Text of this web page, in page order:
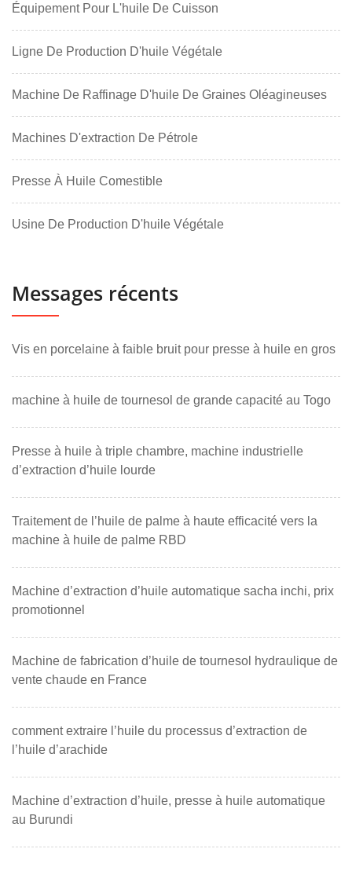
Équipement Pour L'huile De Cuisson
Ligne De Production D'huile Végétale
Machine De Raffinage D'huile De Graines Oléagineuses
Machines D'extraction De Pétrole
Presse À Huile Comestible
Usine De Production D'huile Végétale
Messages récents
Vis en porcelaine à faible bruit pour presse à huile en gros
machine à huile de tournesol de grande capacité au Togo
Presse à huile à triple chambre, machine industrielle
d’extraction d’huile lourde
Traitement de l’huile de palme à haute efficacité vers la
machine à huile de palme RBD
Machine d’extraction d’huile automatique sacha inchi, prix
promotionnel
Machine de fabrication d’huile de tournesol hydraulique de
vente chaude en France
comment extraire l’huile du processus d’extraction de
l’huile d’arachide
Machine d’extraction d’huile, presse à huile automatique
au Burundi